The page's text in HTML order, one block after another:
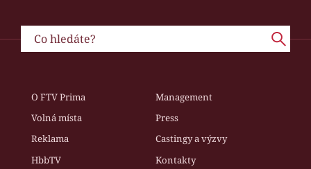
O FTV Prima
Management
Volná místa
Press
Reklama
Castingy a výzvy
HbbTV
Kontakty